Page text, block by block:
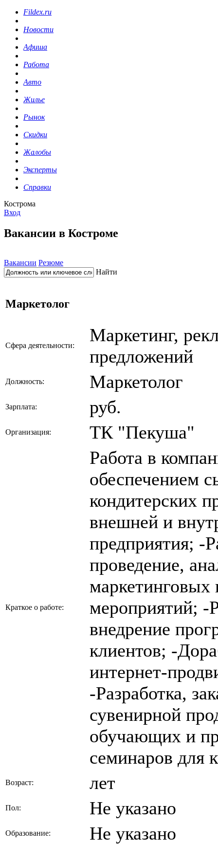
Fildex.ru
Новости
Афиша
Работа
Авто
Жилье
Рынок
Скидки
Жалобы
Эксперты
Справки
Кострома
Вход
Вакансии в Костроме
Вакансии Резюме
Найти
Маркетолог
Сфера деятельности:
Маркетинг,
предложений
Должность: Маркетолог
Зарплата: руб.
Организация: ТК "Пекуша"
Краткое о работе:
Работа в
обеспечением
кондитерских
внешней и
предприятия; -
проведение,
мероприятий; -
внедрение
клиентов; -
интернет-
-Разработка,
сувенирной
обучающих и
семинаров для
Возраст: лет
Пол: Не указано
Образование: Не указано